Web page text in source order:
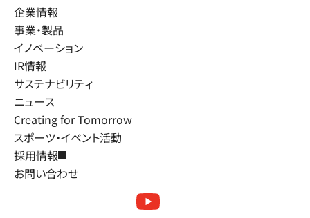
企業情報
事業・製品
イノベーション
IR情報
サステナビリティ
ニュース
Creating for Tomorrow
スポーツ・イベント活動
採用情報
お問い合わせ